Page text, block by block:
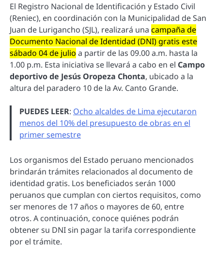
El Registro Nacional de Identificación y Estado Civil
(Reniec), en coordinación con la Municipalidad de San
Juan de Lurigancho (SJL), realizará una campaña de
Documento Nacional de Identidad (DNI) gratis este
sábado 04 de julio a partir de las 09.00 a.m. hasta la
1.00 p.m. Esta iniciativa se llevará a cabo en el Campo
deportivo de Jesús Oropeza Chonta, ubicado a la
altura del paradero 10 de la Av. Canto Grande.
PUEDES LEER: Ocho alcaldes de Lima ejecutaron
menos del 10% del presupuesto de obras en el
primer semestre
Los organismos del Estado peruano mencionados
brindarán trámites relacionados al documento de
identidad gratis. Los beneficiados serán 1000
peruanos que cumplan con ciertos requisitos, como
ser menores de 17 años o mayores de 60, entre
otros. A continuación, conoce quiénes podrán
obtener su DNI sin pagar la tarifa correspondiente
por el trámite.